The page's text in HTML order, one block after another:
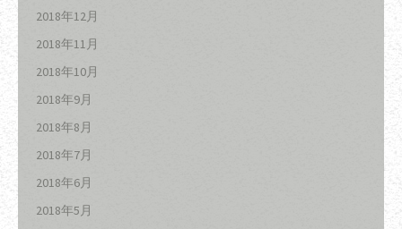
2018年12月
2018年11月
2018年10月
2018年9月
2018年8月
2018年7月
2018年6月
2018年5月